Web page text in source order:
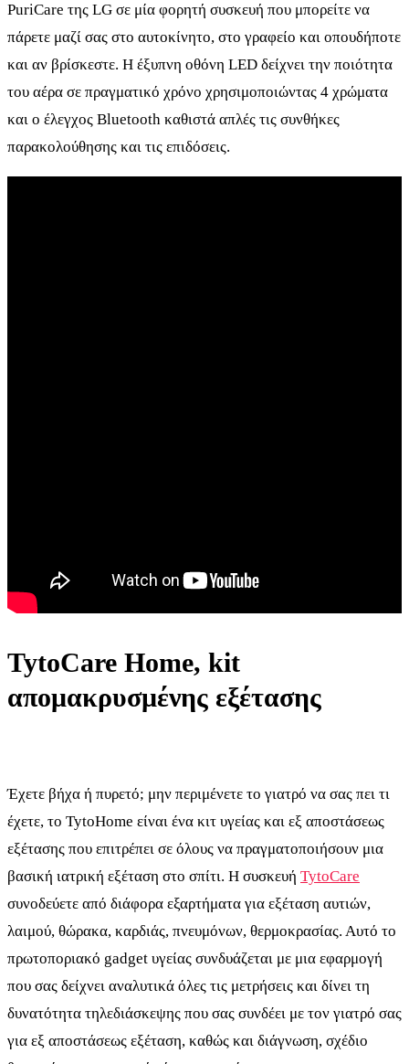
PuriCare της LG σε μία φορητή συσκευή που μπορείτε να
πάρετε μαζί σας στο αυτοκίνητο, στο γραφείο και οπουδήποτε
και αν βρίσκεστε. Η έξυπνη οθόνη LED δείχνει την ποιότητα
του αέρα σε πραγματικό χρόνο χρησιμοποιώντας 4 χρώματα
και ο έλεγχος Bluetooth καθιστά απλές τις συνθήκες
παρακολούθησης και τις επιδόσεις.
TytoCare Home, kit
απομακρυσμένης εξέτασης
Έχετε βήχα ή πυρετό; μην περιμένετε το γιατρό να σας πει τι
έχετε, το TytoHome είναι ένα κιτ υγείας και εξ αποστάσεως
εξέτασης που επιτρέπει σε όλους να πραγματοποιήσουν μια
βασική ιατρική εξέταση στο σπίτι. Η συσκευή TytoCare
συνοδεύετε από διάφορα εξαρτήματα για εξέταση αυτιών,
λαιμού, θώρακα, καρδιάς, πνευμόνων, θερμοκρασίας. Αυτό το
πρωτοποριακό gadget υγείας συνδυάζεται με μια εφαρμογή
που σας δείχνει αναλυτικά όλες τις μετρήσεις και δίνει τη
δυνατότητα τηλεδιάσκεψης που σας συνδέει με τον γιατρό σας
για εξ αποστάσεως εξέταση, καθώς και διάγνωση, σχέδιο